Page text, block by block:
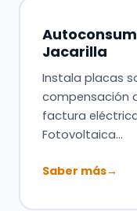
Jacarilla
Instala placas
compensación
factura
Fotovoltaica…
Saber más→